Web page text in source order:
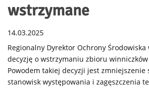
wstrzymane
14.03.2025
Regionalny Dyrektor Ochrony Środowiska
decyzję o wstrzymaniu zbioru
Powodem takiej decyzji jest
stanowisk występowania i zagęszczenia